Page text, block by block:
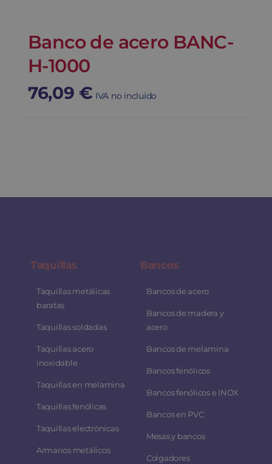
Banco de acero BANC-
H-1000
76,09 € IVA no incluido
Taquillas
Taquillas metálicas
baratas
Taquillas soldadas
Taquillas acero
inoxidable
Taquillas en melamina
Taquillas fenólicas
Taquillas electrónicas
Armarios metálicos
Bancos
Bancos de acero
Bancos de madera y
acero
Bancos de melamina
Bancos fenólicos
Bancos fenólicos e INOX
Bancos en PVC
Mesas y bancos
Colgadores